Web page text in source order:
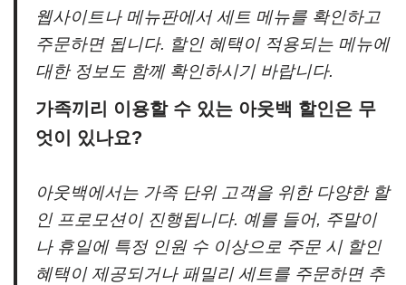
웹사이트나 메뉴판에서 세트 메뉴를 확인하고
주문하면 됩니다. 할인 혜택이 적용되는 메뉴에
대한 정보도 함께 확인하시기 바랍니다.
가족끼리 이용할 수 있는 아웃백 할인은 무
엇이 있나요?
아웃백에서는 가족 단위 고객을 위한 다양한 할
인 프로모션이 진행됩니다. 예를 들어, 주말이
나 휴일에 특정 인원 수 이상으로 주문 시 할인
혜택이 제공되거나 패밀리 세트를 주문하면 추